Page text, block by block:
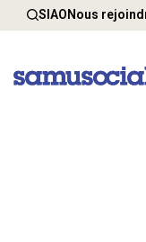
SIAONous